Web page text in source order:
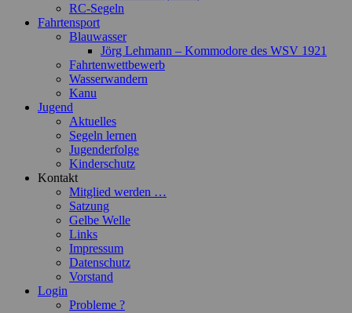
RC-Segeln
Fahrtensport
Blauwasser
Jörg Lehmann – Kommodore des WSV 1921
Fahrtenwettbewerb
Wasserwandern
Kanu
Jugend
Aktuelles
Segeln lernen
Jugenderfolge
Kinderschutz
Kontakt
Mitglied werden …
Satzung
Gelbe Welle
Links
Impressum
Datenschutz
Vorstand
Login
Probleme ?